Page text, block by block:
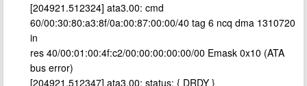
[204921.512324] ata3.00: cmd
60/00:30:80:a3:8f/0a:00:87:00:00/40 tag 6 ncq dma 1310720
in
res 40/00:01:00:4f:c2/00:00:00:00:00/00 Emask 0x10 (ATA
bus error)
[204921.512347] ata3.00: status: { DRDY }